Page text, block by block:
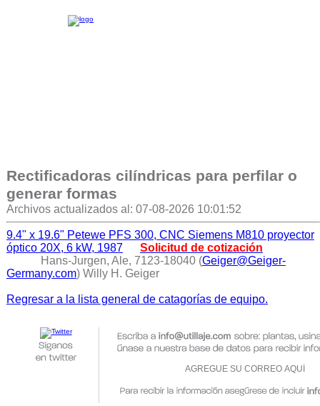
Rectificadoras cilíndricas para perfilar o
generar formas
Archivos actualizados al: 07-08-2026 10:01:52
9.4" x 19.6" Petewe PFS 300, CNC Siemens M810 proyector
óptico 20X, 6 kW, 1987
Solicitud de cotización
Hans-Jurgen, Ale, 7123-18040 (Geiger@Geiger-
Germany.com) Willy H. Geiger
Regresar a la lista general de catagorías de equipo.